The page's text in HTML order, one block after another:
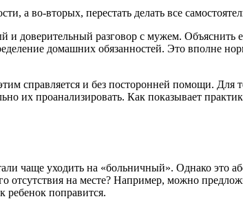
а во-вторых, перестать делать все
и доверительный разговор с мужем. Объяснить
домашних обязанностей. Это вполне
справляется и без посторонней помощи. Для
их проанализировать. Как показывает
чаще уходить на «больничный». Однако это
отсутствия на месте? Например, можно
ребенок поправится.